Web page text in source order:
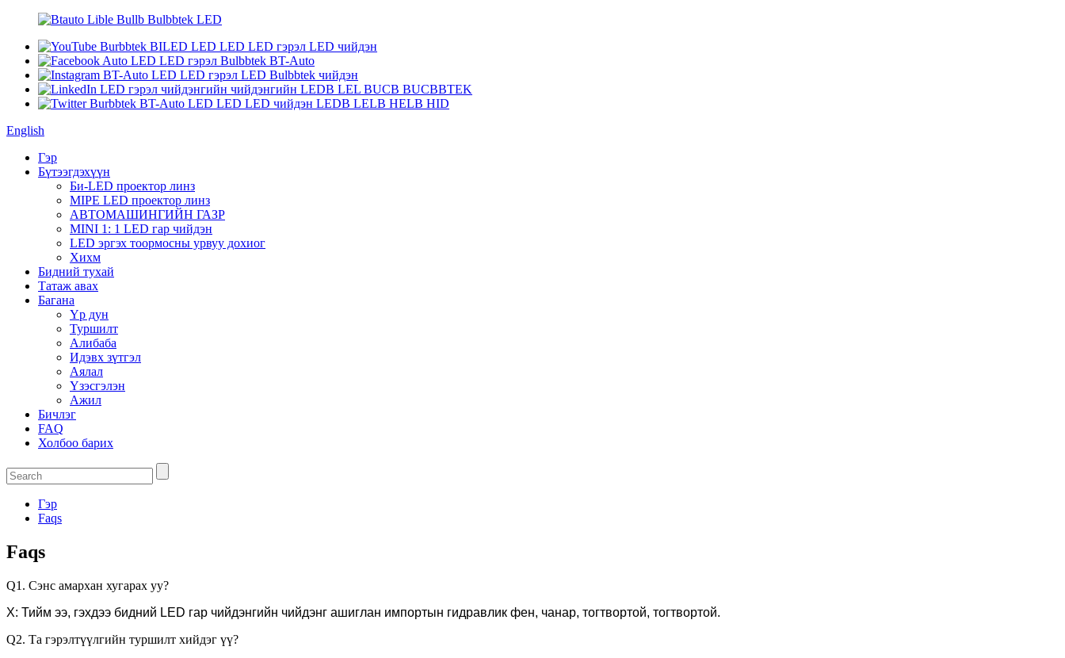
English
Гэр
Бүтээгдэхүүн
Би-LED проектор линз
MIPE LED проектор линз
АВТОМАШИНГИЙН ГАЗР
MINI 1: 1 LED гар чийдэн
LED эргэх тоормосны урвуу дохиог
Хихм
Бидний тухай
Татаж авах
Багана
Үр дун
Туршилт
Алибаба
Идэвх зүтгэл
Аялал
Үзэсгэлэн
Ажил
Бичлэг
FAQ
Холбоо барих
Гэр
Faqs
Faqs
Q1. Сэнс амархан хугарах уу?
Х: Тийм ээ, гэхдээ бидний LED гар чийдэнгийн чийдэнг ашиглан импортын гидравлик фен, чанар, тогтвортой, тогтвортой.
Q2. Та гэрэлтүүлгийн туршилт хийдэг үү?